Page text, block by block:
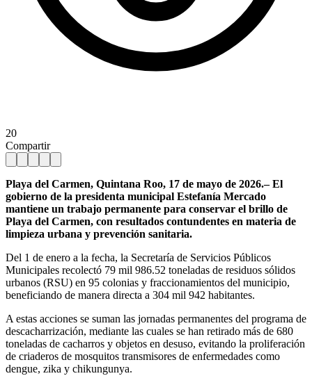
20
Compartir
Playa del Carmen, Quintana Roo, 17 de mayo de 2026.– El
gobierno de la presidenta municipal Estefanía Mercado
mantiene un trabajo permanente para conservar el brillo de
Playa del Carmen, con resultados contundentes en materia de
limpieza urbana y prevención sanitaria.
Del 1 de enero a la fecha, la Secretaría de Servicios Públicos
Municipales recolectó 79 mil 986.52 toneladas de residuos sólidos
urbanos (RSU) en 95 colonias y fraccionamientos del municipio,
beneficiando de manera directa a 304 mil 942 habitantes.
A estas acciones se suman las jornadas permanentes del programa de
descacharrización, mediante las cuales se han retirado más de 680
toneladas de cacharros y objetos en desuso, evitando la proliferación
de criaderos de mosquitos transmisores de enfermedades como
dengue, zika y chikungunya.